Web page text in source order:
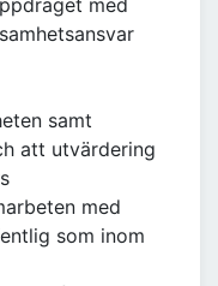
med
samt
att utvärdering
med
som inom